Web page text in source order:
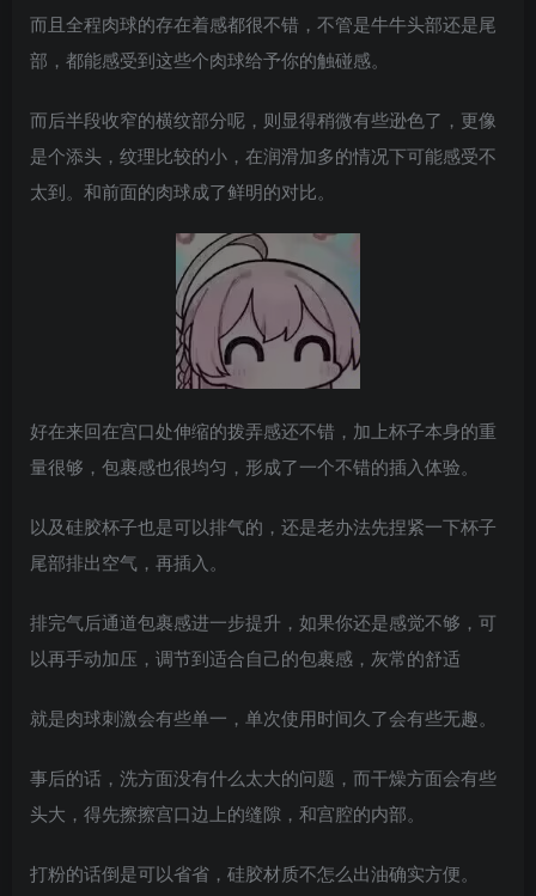
而且全程肉球的存在着感都很不错，不管是牛牛头部还是尾
部，都能感受到这些个肉球给予你的触碰感。
而后半段收窄的横纹部分呢，则显得稍微有些逊色了，更像
是个添头，纹理比较的小，在润滑加多的情况下可能感受不
太到。和前面的肉球成了鲜明的对比。
好在来回在宫口处伸缩的拨弄感还不错，加上杯子本身的重
量很够，包裹感也很均匀，形成了一个不错的插入体验。
以及硅胶杯子也是可以排气的，还是老办法先捏紧一下杯子
尾部排出空气，再插入。
排完气后通道包裹感进一步提升，如果你还是感觉不够，可
以再手动加压，调节到适合自己的包裹感，灰常的舒适
就是肉球刺激会有些单一，单次使用时间久了会有些无趣。
事后的话，洗方面没有什么太大的问题，而干燥方面会有些
头大，得先擦擦宫口边上的缝隙，和宫腔的内部。
打粉的话倒是可以省省，硅胶材质不怎么出油确实方便。